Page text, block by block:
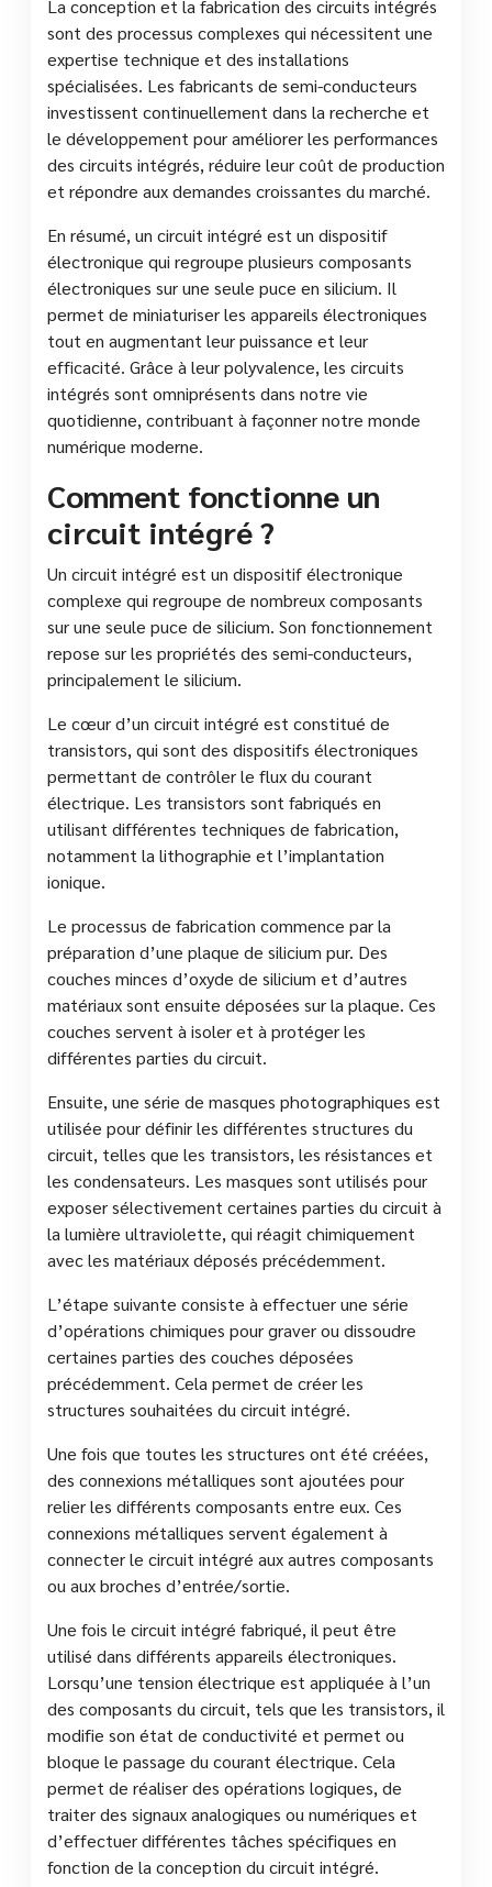
La conception et la fabrication des circuits intégrés
sont des processus complexes qui nécessitent une
expertise technique et des installations
spécialisées. Les fabricants de semi-conducteurs
investissent continuellement dans la recherche et
le développement pour améliorer les performances
des circuits intégrés, réduire leur coût de production
et répondre aux demandes croissantes du marché.
En résumé, un circuit intégré est un dispositif
électronique qui regroupe plusieurs composants
électroniques sur une seule puce en silicium. Il
permet de miniaturiser les appareils électroniques
tout en augmentant leur puissance et leur
efficacité. Grâce à leur polyvalence, les circuits
intégrés sont omniprésents dans notre vie
quotidienne, contribuant à façonner notre monde
numérique moderne.
Comment fonctionne un
circuit intégré ?
Un circuit intégré est un dispositif électronique
complexe qui regroupe de nombreux composants
sur une seule puce de silicium. Son fonctionnement
repose sur les propriétés des semi-conducteurs,
principalement le silicium.
Le cœur d’un circuit intégré est constitué de
transistors, qui sont des dispositifs électroniques
permettant de contrôler le flux du courant
électrique. Les transistors sont fabriqués en
utilisant différentes techniques de fabrication,
notamment la lithographie et l’implantation
ionique.
Le processus de fabrication commence par la
préparation d’une plaque de silicium pur. Des
couches minces d’oxyde de silicium et d’autres
matériaux sont ensuite déposées sur la plaque. Ces
couches servent à isoler et à protéger les
différentes parties du circuit.
Ensuite, une série de masques photographiques est
utilisée pour définir les différentes structures du
circuit, telles que les transistors, les résistances et
les condensateurs. Les masques sont utilisés pour
exposer sélectivement certaines parties du circuit à
la lumière ultraviolette, qui réagit chimiquement
avec les matériaux déposés précédemment.
L’étape suivante consiste à effectuer une série
d’opérations chimiques pour graver ou dissoudre
certaines parties des couches déposées
précédemment. Cela permet de créer les
structures souhaitées du circuit intégré.
Une fois que toutes les structures ont été créées,
des connexions métalliques sont ajoutées pour
relier les différents composants entre eux. Ces
connexions métalliques servent également à
connecter le circuit intégré aux autres composants
ou aux broches d’entrée/sortie.
Une fois le circuit intégré fabriqué, il peut être
utilisé dans différents appareils électroniques.
Lorsqu’une tension électrique est appliquée à l’un
des composants du circuit, tels que les transistors, il
modifie son état de conductivité et permet ou
bloque le passage du courant électrique. Cela
permet de réaliser des opérations logiques, de
traiter des signaux analogiques ou numériques et
d’effectuer différentes tâches spécifiques en
fonction de la conception du circuit intégré.